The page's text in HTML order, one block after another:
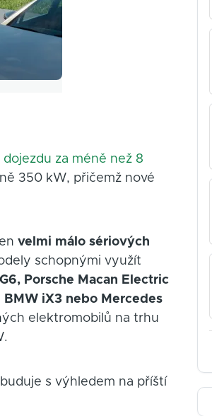
za méně než 8
350 kW, přičemž nové
velmi málo sériových
schopnými využít
Porsche Macan Electric
BMW iX3 nebo Mercedes
elektromobilů na trhu
s výhledem na příští